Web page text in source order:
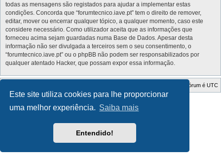
Este site utiliza cookies para lhe proporcionar
uma melhor experiência. Saiba mais
Entendido!
todas as mensagens são registados para ajudar a implementar estas
condições. Concorda que “forumtecnico.iave.pt” tem o direito de remover,
editar, mover ou encerrar qualquer tópico, a qualquer momento, caso este
considere necessário. Como utilizador aceita que as informações que
forneceu acima sejam guardadas numa Base de Dados. Apesar desta
informação não ser divulgada a terceiros sem o seu consentimento, o
“forumtecnico.iave.pt” ou o phpBB não podem ser responsabilizados por
qualquer atentado Hacker, que possam expor essa informação.
O Fuso Horário do Fórum é UTC
Style Developer by © GTA game
Desenvolvido porphpBB
® Forum Software © phpBB Limited
Privacidade|Termos